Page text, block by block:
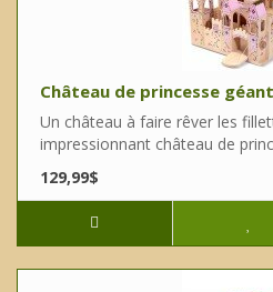
Château de princesse géant
Un château à faire rêver les
impressionnant château de
129,99$